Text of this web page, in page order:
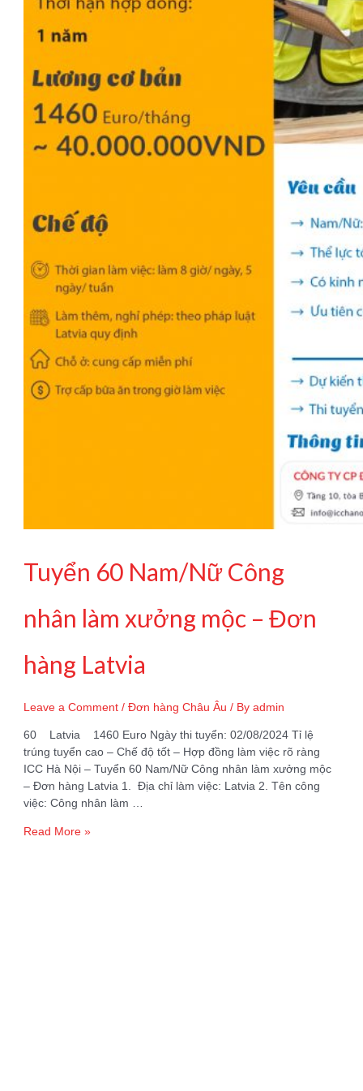
Tuyển 60 Nam/Nữ Công
nhân làm xưởng mộc – Đơn
hàng Latvia
Leave a Comment /Đơn hàng Châu Âu / Byadmin
60 Latvia 1460 Euro Ngày thi tuyển: 02/08/2024 Tỉ lệ
trúng tuyển cao – Chế độ tốt – Hợp đồng làm việc rõ ràng
ICC Hà Nội – Tuyển 60 Nam/Nữ Công nhân làm xưởng mộc
– Đơn hàng Latvia 1. Địa chỉ làm việc: Latvia 2. Tên công
việc: Công nhân làm …
Tuyển
Read More »